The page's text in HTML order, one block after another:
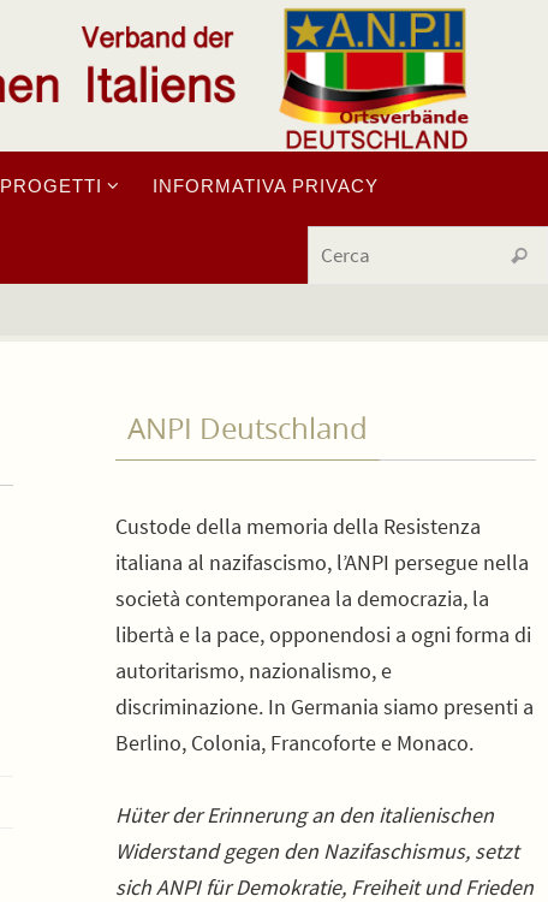
PROGETTI INFORMATIVA PRIVACY
Cerca
ANPI Deutschland
Custode della memoria della Resistenza
italiana al nazifascismo, l’ANPI persegue nella
società contemporanea la democrazia, la
libertà e la pace, opponendosi a ogni forma di
autoritarismo, nazionalismo, e
discriminazione. In Germania siamo presenti a
Berlino, Colonia, Francoforte e Monaco.
Hüter der Erinnerung an den italienischen
Widerstand gegen den Nazifaschismus, setzt
sich ANPI für Demokratie, Freiheit und Frieden